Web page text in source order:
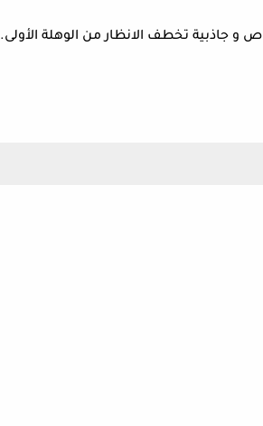
و جاذبية تخطف الانظار من الوهلة الأولى.